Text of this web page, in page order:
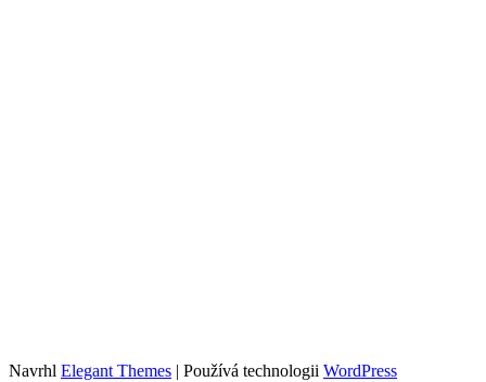
Navrhl Elegant Themes | Používá technologii WordPress